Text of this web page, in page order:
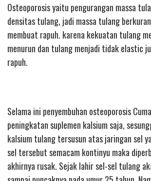
Osteoporosis yaitu pengurangan massa
densitas tulang, jadi massa tulang
membuat rapuh. karena kekuatan tulang
menurun dan tulang menjadi tidak elastic
rapuh.
Selama ini penyembuhan osteoporosis
peningkatan suplemen kalsium saja,
kalsium tulang tersusun atas jaringan sel
sel tersebut semacam kontinyu maka
akhirnya rusak. Sejak lahir sel-sel tulang